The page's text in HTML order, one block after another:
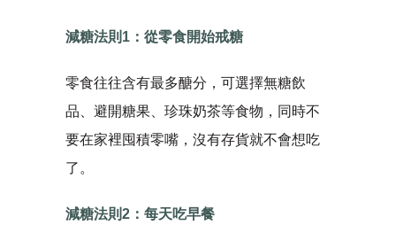
減糖法則1：從零食開始戒糖
零食往往含有最多醣分，可選擇無糖飲
品、避開糖果、珍珠奶茶等食物，同時不
要在家裡囤積零嘴，沒有存貨就不會想吃
了。
減糖法則2：每天吃早餐